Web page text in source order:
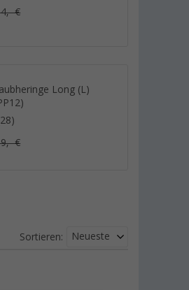
€
Long (L)
€
Sortieren: Neueste